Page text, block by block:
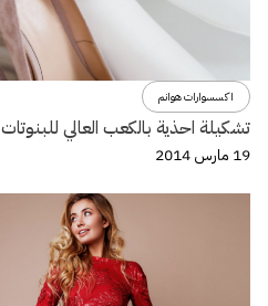
اكسسوارات هوانم
تشكيلة احذية بالكعب العالي للبنوتات
19 مارس 2014